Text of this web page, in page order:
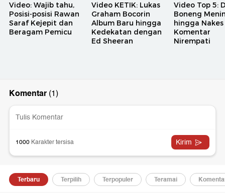
Video: Wajib tahu,
Posisi-posisi Rawan
Saraf Kejepit dan
Beragam Pemicu
Video KETIK: Lukas
Graham Bocorin
Album Baru hingga
Kedekatan dengan
Ed Sheeran
Video Top 5:
Boneng
hingga Nakes
Komentar
Nirempati